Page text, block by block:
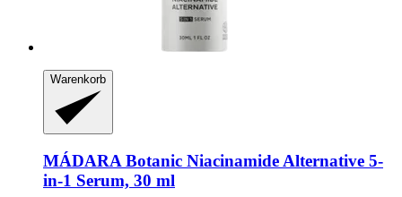
Warenkorb
MÁDARA Botanic Niacinamide Alternative 5-​
in-​1 Serum, 30 ml